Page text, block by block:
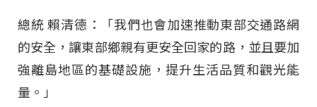
總統 賴清德：「我們也會加速推動東部交通路網
的安全，讓東部鄉親有更安全回家的路，並且要加
強離島地區的基礎設施，提升生活品質和觀光能
量。」